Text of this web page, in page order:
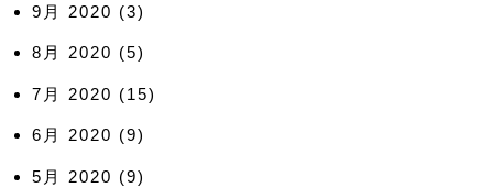
9月 2020 (3)
8月 2020 (5)
7月 2020 (15)
6月 2020 (9)
5月 2020 (9)